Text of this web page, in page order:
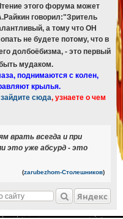
этого форума может
говорил:"Зритель
а тому что ОН
не будете потому, что в
долбоёбизма, - это первый
мудаком.
поднимаются с колен,
крылья.
зайдите сюда, узнаете о чем
врать всегда и при
это уже абсурд - это
(zarubezhom-Столешников)
Яндекс